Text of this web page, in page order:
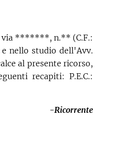
*******, n.** (C.F.:
studio dell'Avv.
al presente ricorso,
recapiti: P.E.C.:
-Ricorrente